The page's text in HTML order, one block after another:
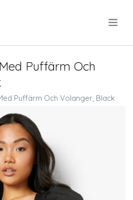
Puffärm Och
Puffärm Och Volanger, Black